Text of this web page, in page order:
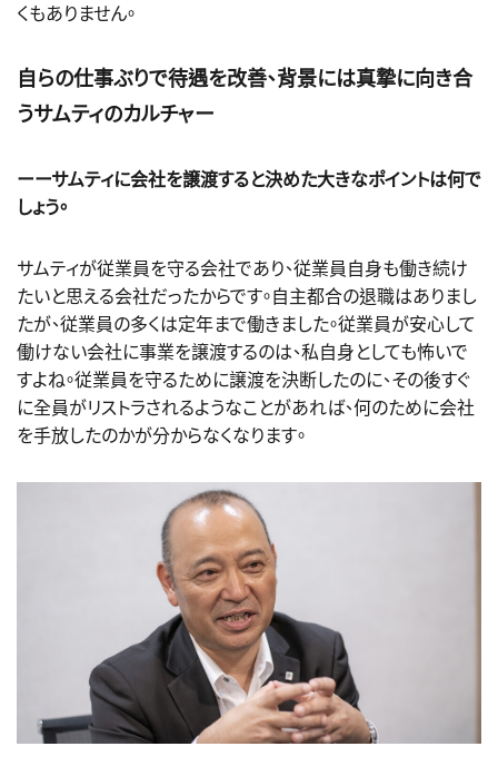
くもありません。
自らの仕事ぶりで待遇を改善、背景には真摯に向き合
うサムティのカルチャー
ーーサムティに会社を譲渡すると決めた大きなポイントは何で
しょう。
サムティが従業員を守る会社であり、従業員自身も働き続け
たいと思える会社だったからです。自主都合の退職はありまし
たが、従業員の多くは定年まで働きました。従業員が安心して
働けない会社に事業を譲渡するのは、私自身としても怖いで
すよね。従業員を守るために譲渡を決断したのに、その後すぐ
に全員がリストラされるようなことがあれば、何のために会社
を手放したのかが分からなくなります。